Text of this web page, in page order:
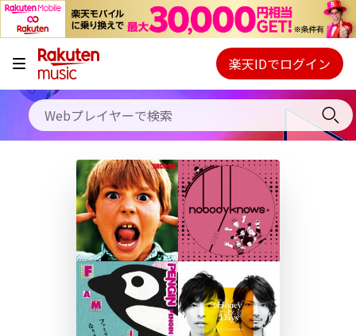
キャンペーン
料金プラン
使い方
初回30日間無料お試し
Webプレイヤー
ご契約内容の確認・変更
楽天IDでログイン